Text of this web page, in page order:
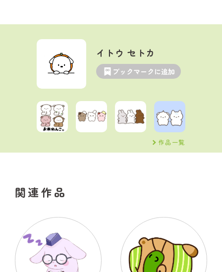
イトウ セトカ
ブックマークに追加
作品一覧
関連作品